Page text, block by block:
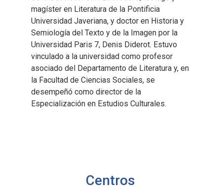
magíster en Literatura de la Pontificia
Universidad Javeriana, y doctor en Historia y
Semiología del Texto y de la Imagen por la
Universidad Paris 7, Denis Diderot. Estuvo
vinculado a la universidad como profesor
asociado del Departamento de Literatura y, en
la Facultad de Ciencias Sociales, se
desempeñó como director de la
Especialización en Estudios Culturales.
Centros